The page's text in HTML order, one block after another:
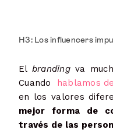
H3: Los influencers
El branding va
Cuando hablamos de
en los valores
mejor forma de
través de las